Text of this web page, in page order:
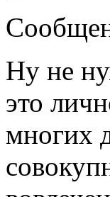
Ну не
это
многих